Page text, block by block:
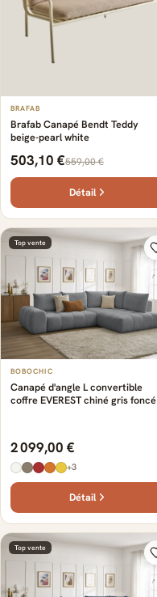
BRAFAB
Brafab Canapé Bendt Teddy
beige-pearl white
503,10 €559,00 €
Détail
Top vente
BOBOCHIC
Canapé d'angle L convertible
coffre EVEREST chiné gris foncé
2 099,00 €
+3
Détail
Top vente